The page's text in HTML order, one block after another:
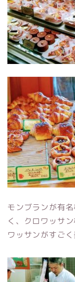
モンブランが有
く、クロワッサ
ワッサンがすご